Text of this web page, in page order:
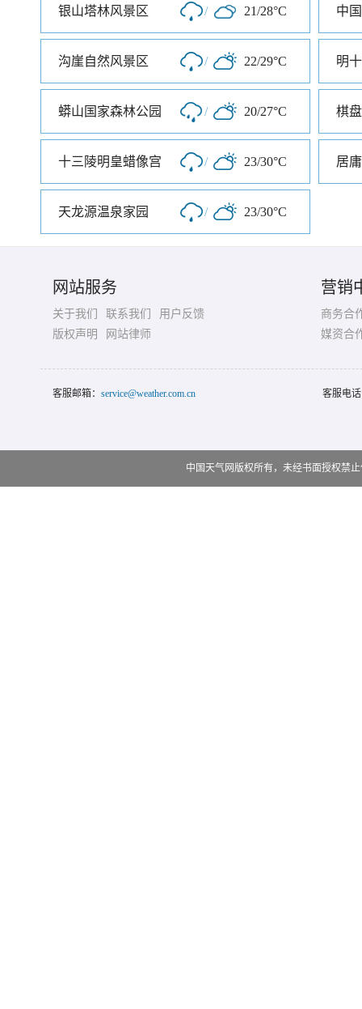
银山塔林风景区 / 21/28°C 中
沟崖自然风景区 / 22/29°C 明
蟒山国家森林公园 / 20/27°C 棋
十三陵明皇蜡像宫 / 23/30°C 居
天龙源温泉家园 / 23/30°C
网站服务
关于我们 联系我们
用户反馈
版权声明
网站律师
营销
商务合
媒资合
客服邮箱： service@weather.com.cn 客服电
中国天气网版权所有，未经书面授权